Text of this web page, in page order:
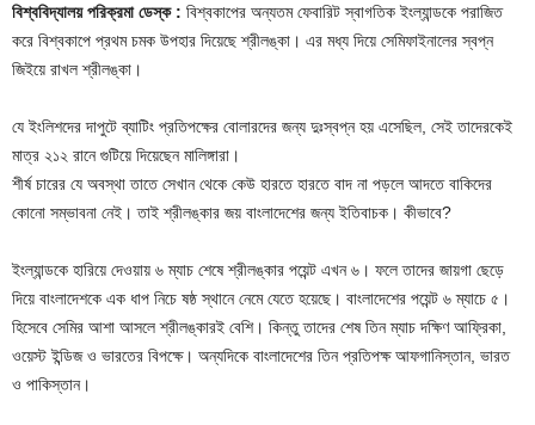
বিশ্ববিদ্যালয় পরিক্রমা ডেস্ক : বিশ্বকাপের অন্যতম ফেবারিট স্বাগতিক ইংল্যান্ডকে পরাজিত
করে বিশ্বকাপে প্রথম চমক উপহার দিয়েছে শ্রীলঙ্কা। এর মধ্য দিয়ে সেমিফাইনালের স্বপ্ন
জিইয়ে রাখল শ্রীলঙ্কা।
যে ইংলিশদের দাপুটে ব্যাটিং প্রতিপক্ষের বোলারদের জন্য দুঃস্বপ্ন হয় এসেছিল, সেই তাদেরকেই
মাত্র ২১২ রানে গুটিয়ে দিয়েছেন মালিঙ্গারা।
শীর্ষ চারের যে অবস্থা তাতে সেখান থেকে কেউ হারতে হারতে বাদ না পড়লে আদতে বাকিদের
কোনো সম্ভাবনা নেই। তাই শ্রীলঙ্কার জয় বাংলাদেশের জন্য ইতিবাচক। কীভাবে?
ইংল্যান্ডকে হারিয়ে দেওয়ায় ৬ ম্যাচ শেষে শ্রীলঙ্কার পয়েন্ট এখন ৬। ফলে তাদের জায়গা ছেড়ে
দিয়ে বাংলাদেশকে এক ধাপ নিচে ষষ্ঠ স্থানে নেমে যেতে হয়েছে। বাংলাদেশের পয়েন্ট ৬ ম্যাচে ৫।
হিসেবে সেমির আশা আসলে শ্রীলঙ্কারই বেশি। কিন্তু তাদের শেষ তিন ম্যাচ দক্ষিণ আফ্রিকা,
ওয়েস্ট ইন্ডিজ ও ভারতের বিপক্ষে। অন্যদিকে বাংলাদেশের তিন প্রতিপক্ষ আফগানিস্তান, ভারত
ও পাকিস্তান।